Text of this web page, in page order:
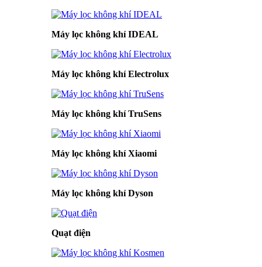
Máy lọc không khí IDEAL
Máy lọc không khí Electrolux
Máy lọc không khí TruSens
Máy lọc không khí Xiaomi
Máy lọc không khí Dyson
Quạt điện